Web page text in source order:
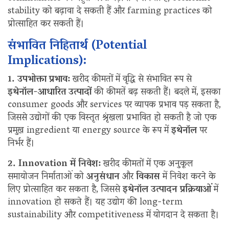
stability को बढ़ावा दे सकती हैं और farming practices को
प्रोत्साहित कर सकती हैं।
संभावित निहितार्थ (Potential
Implications):
1. उपभोक्ता प्रभाव:खरीद कीमतों में वृद्धि से संभावित रूप से
इथेनॉल-आधारित उत्पादोंकी कीमतें बढ़ सकती हैं। बदले में, इसका
consumer goods और services पर व्यापक प्रभाव पड़ सकता है,
जिससे उद्योगों की एक विस्तृत श्रृंखला प्रभावित हो सकती है जो एक
प्रमुख ingredient या energy source के रूप मेंइथेनॉलपर
निर्भर हैं।
2. Innovation में निवेश:खरीद कीमतों में एक अनुकूल
समायोजन निर्माताओं कोअनुसंधानऔरविकासमें निवेश करने के
लिए प्रोत्साहित कर सकता है, जिससेइथेनॉल उत्पादन प्रक्रियाओंमें
innovation हो सकते हैं। यह उद्योग की long-term
sustainability और competitiveness में योगदान दे सकता है।